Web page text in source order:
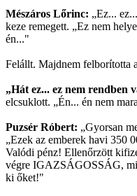
Mészáros Lőrinc: „Ez...
keze remegett. „Ez nem
én..."
Felállt. Majdnem felborította
„Hát ez... ez nem rendben
elcsuklott. „Én... én nem
Puzsér Róbert: „Gyorsan
„Ezek az emberek havi 350
Valódi pénz! Ellenőrzött
végre IGAZSÁGOSSÁG,
ki őket!"